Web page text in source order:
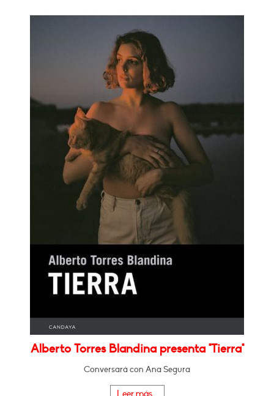
Alberto Torres Blandina presenta "Tierra"
Conversará con Ana Segura
Leer más...